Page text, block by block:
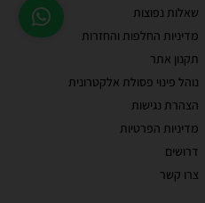
שאלות נפוצות
מדיניות החלפות והחזרות
תקנון אתר
נוהל פינוי פסולת אלקטרונית
הצהרת נגישות
מדיניות הפרטיות
דרושים
צרו קשר